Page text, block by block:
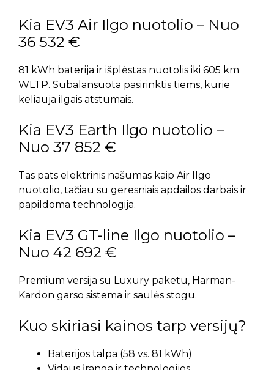
Kia EV3 Air Ilgo nuotolio – Nuo
36 532 €
81 kWh baterija ir išplėstas nuotolis iki 605 km
WLTP. Subalansuota pasirinktis tiems, kurie
keliauja ilgais atstumais.
Kia EV3 Earth Ilgo nuotolio –
Nuo 37 852 €
Tas pats elektrinis našumas kaip Air Ilgo
nuotolio, tačiau su geresniais apdailos darbais ir
papildoma technologija.
Kia EV3 GT-line Ilgo nuotolio –
Nuo 42 692 €
Premium versija su Luxury paketu, Harman-
Kardon garso sistema ir saulės stogu.
Kuo skiriasi kainos tarp versijų?
Baterijos talpa (58 vs. 81 kWh)